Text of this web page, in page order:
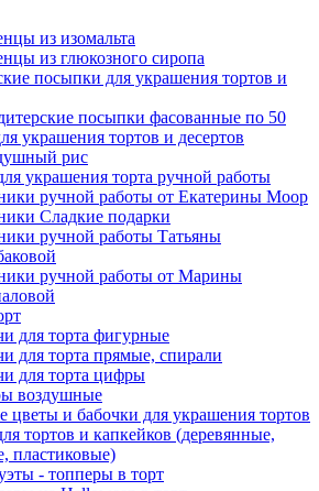
из изомальта
из глюкозного сиропа
посыпки для украшения тортов и
посыпки фасованные по 50
украшения тортов и десертов
рис
украшения торта ручной работы
ручной работы от Екатерины Моор
Сладкие подарки
ручной работы Татьяны
ручной работы от Марины
для торта фигурные
для торта прямые, спирали
для торта цифры
воздушные
цветы и бабочки для украшения тортов
тортов и капкейков (деревянные,
пластиковые)
- топперы в торт